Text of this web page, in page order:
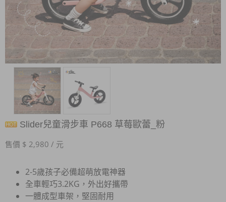
Slider兒童滑步車 P668 草莓歐蕾_粉
售價 $ 2,980 / 元
2-5歲孩子必備超萌放電神器
全車輕巧3.2KG，外出好攜帶
一體成型車架，堅固耐用